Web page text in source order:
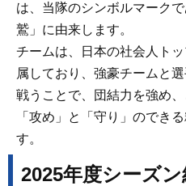
は、当隊のシンボルマーク
鷲」に由来します。
チームは、日本の社会人ト
属しており、強豪チームと
戦うことで、団結力を強め
「攻め」と「守り」のでき
す。
2025年度シーズ